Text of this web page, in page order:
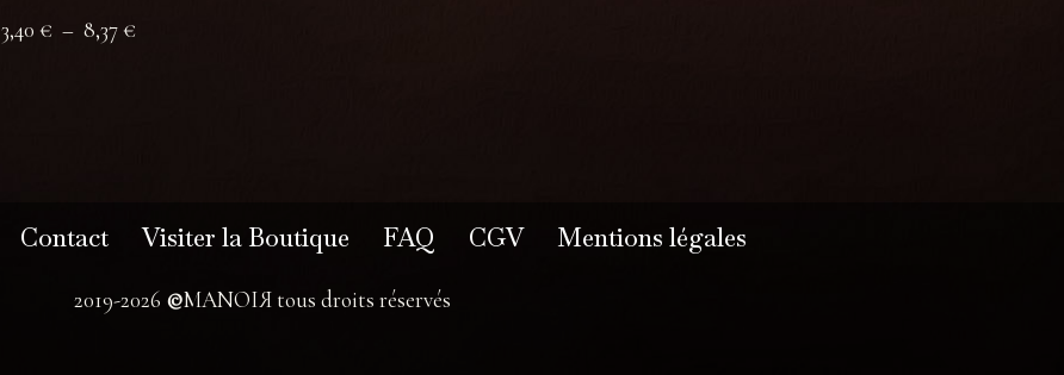
3,40 € – 8,37€
Contact Visiter la Boutique FAQ CGV Mentions légales
2019-2026 ©MANOIЯ tous droits réservés